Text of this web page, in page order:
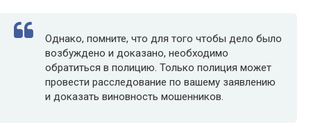
Однако, помните, что для того чтобы дело было
возбуждено и доказано, необходимо
обратиться в полицию. Только полиция может
провести расследование по вашему заявлению
и доказать виновность мошенников.